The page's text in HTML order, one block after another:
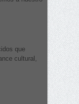
que
cultural,